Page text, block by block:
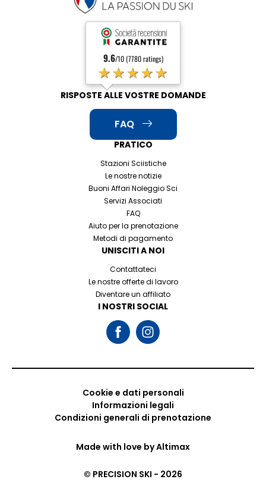
9.6/10 (7780 ratings)
★★★★★
PRATICO
Stazioni Sciistiche
Le nostre notizie
Buoni Affari Noleggio Sci
Servizi Associati
FAQ
Aiuto per la prenotazione
Metodi di pagamento
UNISCITI A NOI
Contattateci
Le nostre offerte di lavoro
Diventare un affiliato
I NOSTRI SOCIAL
RISPOSTE ALLE VOSTRE DOMANDE
FAQ
© PRECISION SKI - 2026
Cookie e dati personali
Informazioni legali
Condizioni generali di prenotazione
Made with love byAltimax